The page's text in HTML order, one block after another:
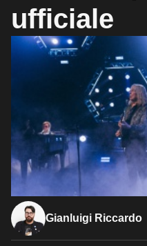
ufficiale
Gianluigi Riccardo